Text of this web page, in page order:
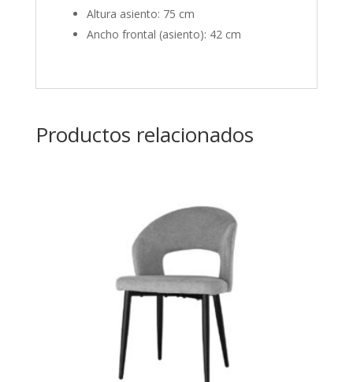
Altura asiento: 75 cm
Ancho frontal (asiento): 42 cm
Productos relacionados